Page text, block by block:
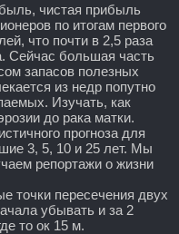
чистая прибыль
по итогам первого
что почти в 2,5 раза
Сейчас большая часть
запасов полезных
из недр попутно
Изучать, как
до рака матки.
прогноза для
3, 5, 10 и 25 лет. Мы
репортажи о жизни
точки пересечения двух
убывать и за 2
то ок 15 м.